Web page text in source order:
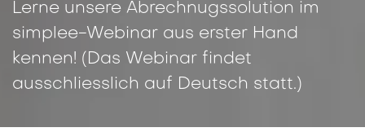
Lerne unsere Abrechnugssolution im
simplee-Webinar aus erster Hand
kennen! (Das Webinar findet
ausschliesslich auf Deutsch statt.)